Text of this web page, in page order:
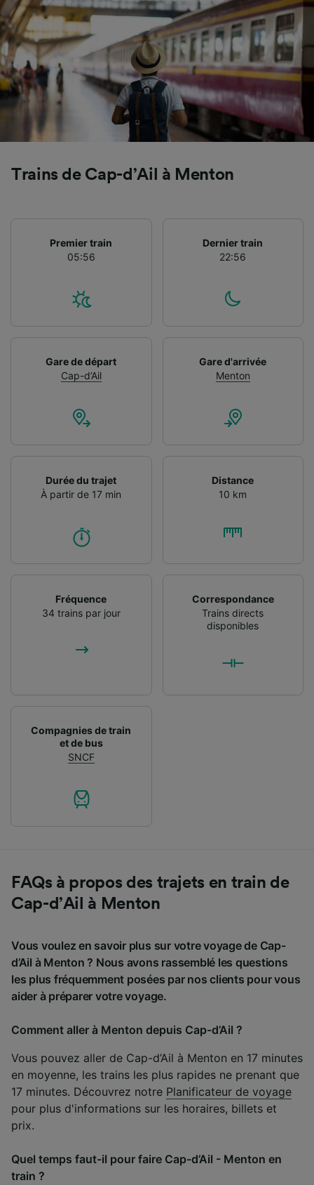
Trains de Cap-d’Ail à Menton
Premier train
05:56
Dernier train
22:56
Gare de départ
Cap-d’Ail
Gare d'arrivée
Menton
Durée du trajet
À partir de 17 min
Distance
10 km
Fréquence
34 trains par jour
Correspondance
Trains directs
disponibles
Compagnies de train
et de bus
SNCF
FAQs à propos des trajets en train de
Cap-d’Ail à Menton
Vous voulez en savoir plus sur votre voyage de Cap-
d’Ail à Menton ? Nous avons rassemblé les questions
les plus fréquemment posées par nos clients pour vous
aider à préparer votre voyage.
Comment aller à Menton depuis Cap-d’Ail ?
Vous pouvez aller de Cap-d’Ail à Menton en 17 minutes
en moyenne, les trains les plus rapides ne prenant que
17 minutes. Découvrez notre Planificateur de voyage
pour plus d'informations sur les horaires, billets et
prix.
Quel temps faut-il pour faire Cap-d’Ail - Menton en
train ?
services.
Liste de nos partenaires (fournisseurs)